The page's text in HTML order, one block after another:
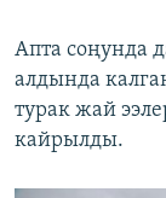
Апта соңунда
алдында
турак жай
кайрылды.